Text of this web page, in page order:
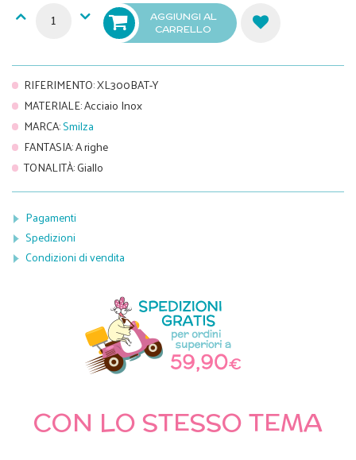
AGGIUNGI AL
CARRELLO
RIFERIMENTO:XL300BAT-Y
MATERIALE:Acciaio Inox
MARCA:Smilza
FANTASIA:A righe
TONALITÀ:Giallo
Pagamenti
Spedizioni
Condizioni di vendita
CON LO STESSO TEMA